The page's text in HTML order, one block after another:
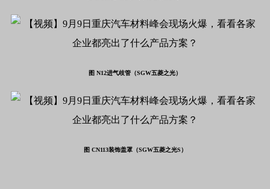
图 N12进气歧管（SGW五菱之光）
图 CN113装饰盖罩（SGW五菱之光S）